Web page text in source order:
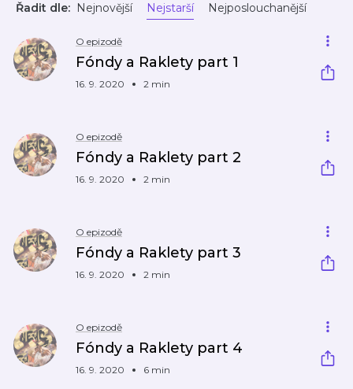
Řadit dle: Nejnovější Nejstarší Nejposlouchanější
O epizodě
Fóndy a Raklety part 1
16. 9. 2020 2 min
O epizodě
Fóndy a Raklety part 2
16. 9. 2020 2 min
O epizodě
Fóndy a Raklety part 3
16. 9. 2020 2 min
O epizodě
Fóndy a Raklety part 4
16. 9. 2020 6 min